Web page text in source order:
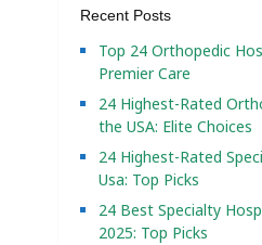
Recent Posts
Top 24 Orthopedic
Premier Care
24 Highest-Rated
the USA: Elite Choices
24 Highest-Rated
Usa: Top Picks
24 Best Specialty
2025: Top Picks